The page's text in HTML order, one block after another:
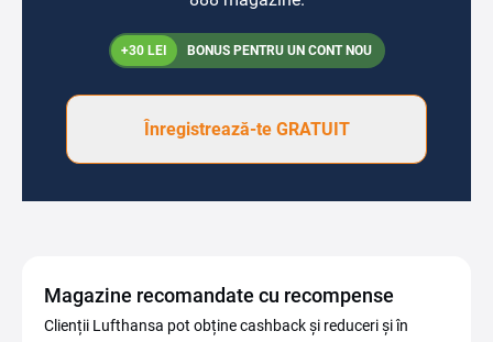
+30 LEI BONUS PENTRU UN CONT NOU
Înregistrează-te GRATUIT
Magazine recomandate cu recompense
Clienții Lufthansa pot obține cashback și reduceri și în